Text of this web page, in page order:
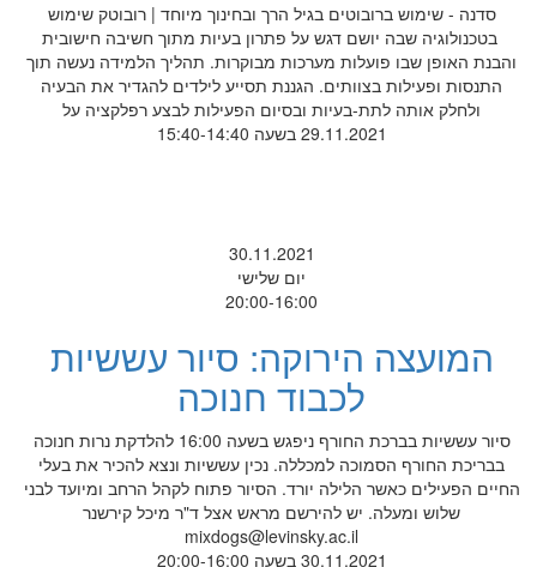
סדנה - שימוש ברובוטים בגיל הרך ובחינוך מיוחד | רובוטק שימוש
בטכנולוגיה שבה יושם דגש על פתרון בעיות מתוך חשיבה חישובית
והבנת האופן שבו פועלות מערכות מבוקרות. תהליך הלמידה נעשה תוך
התנסות ופעילות בצוותים. הגננת תסייע לילדים להגדיר את הבעיה
ולחלק אותה לתת-בעיות ובסיום הפעילות לבצע רפלקציה על
29.11.2021 בשעה 15:40-14:40
30.11.2021
יום שלישי
20:00-16:00
המועצה הירוקה: סיור עששיות
לכבוד חנוכה
סיור עששיות בברכת החורף ניפגש בשעה 16:00 להלדקת נרות חנוכה
בבריכת החורף הסמוכה למכללה. נכין עששיות ונצא להכיר את בעלי
החיים הפעילים כאשר הלילה יורד. הסיור פתוח לקהל הרחב ומיועד לבני
שלוש ומעלה. יש להירשם מראש אצל ד"ר מיכל קירשנר
mixdogs@levinsky.ac.il
30.11.2021 בשעה 20:00-16:00